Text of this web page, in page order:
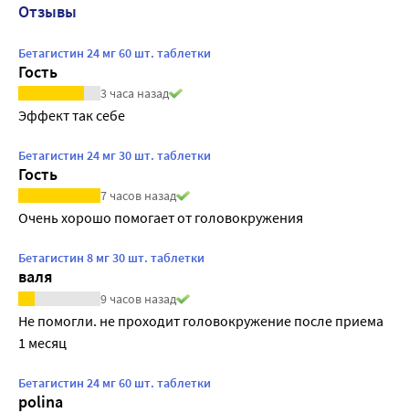
Отзывы
Бетагистин 24 мг 60 шт. таблетки
Гость
3 часа назад
Эффект так себе
Бетагистин 24 мг 30 шт. таблетки
Гость
7 часов назад
Очень хорошо помогает от головокружения
Бетагистин 8 мг 30 шт. таблетки
валя
9 часов назад
Не помогли. не проходит головокружение после приема
1 месяц
Бетагистин 24 мг 60 шт. таблетки
polina